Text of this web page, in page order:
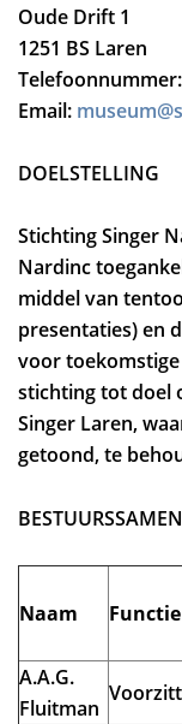
Oude Drift 1
1251 BS Laren
Email:
DOELSTELLING
Stichting Singer
Nardinc
middel van
presentaties) en
voor
stichting tot doel
Singer Laren,
getoond, te
Naam Functie
A.A.G.
Fluitman